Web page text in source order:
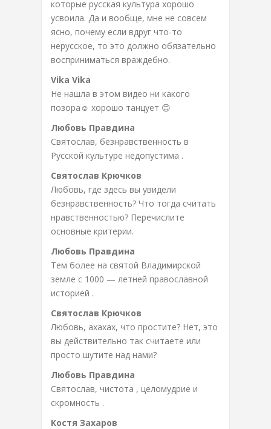
которые русская культура хорошо
усвоила. Да и вообще, мне не совсем
ясно, почему если вдруг что-то
нерусское, то это должно обязательно
восприниматься враждебно.
Vika Vika
Не нашла в этом видео ни какого
позора☺ хорошо танцует 😊
Любовь Правдина
Святослав, безнравственность в
Русской культуре недопустима .
Святослав Крючков
Любовь, где здесь вы увидели
безнравственность? Что тогда считать
нравственностью? Перечислите
основные критерии.
Любовь Правдина
Тем более на святой Владимирской
земле с 1000 — летней православной
историей .
Святослав Крючков
Любовь, ахахах, что простите? Нет, это
вы действительно так считаете или
просто шутите над нами?
Любовь Правдина
Святослав, чистота , целомудрие и
скромность .
Костя Захаров